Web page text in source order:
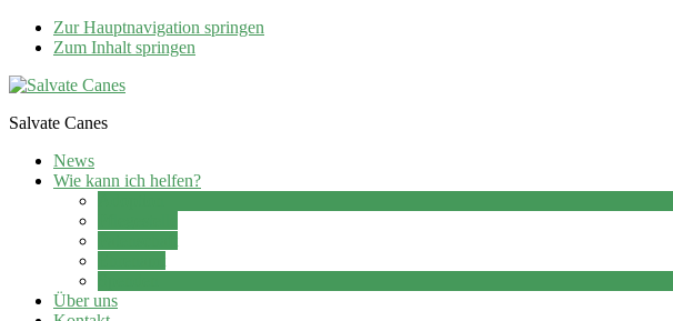
Zur Hauptnavigation springen
Zum Inhalt springen
Salvate Canes
News
Wie kann ich helfen?
Über uns